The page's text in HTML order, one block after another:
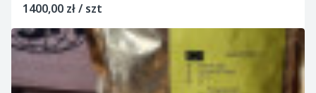
1400,00 zł / szt